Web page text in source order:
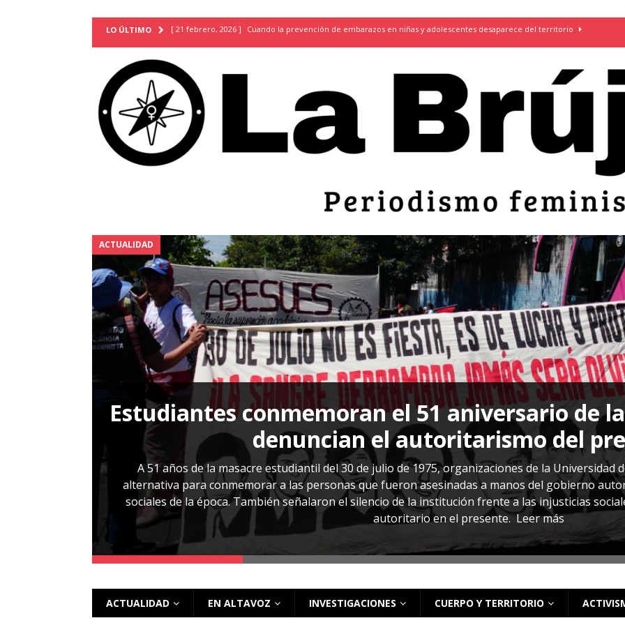
LO ÚLTIMO [ 21 febrero, 2026 ] Cuando la prevención de embarazos en niñas y adolescentes desaparece del territorio
[ 31 julio, 2026 ] Estudiantes conmemoran el 51 aniversario de la masacre de 1975 y denuncian el
autoritarismo del presente ACTUALIDAD
[ 28 julio, 2026 ] Piden mantener la libertad provisional de Sandra Leticia Hernández: víctima del régimen de
excepción y de discriminación LGBTI ACTUALIDAD
[ 28 julio, 2026 ] Más allá de los casos: cómo entender el VIH en El Salvador ACTUALIDAD
[ 24 junio, 2026 ] En contra del amor OPINIÓN
[ 9 mayo, 2026 ] Cartas para que vuelvan: día de la madre bajo el régimen de excepción CUERPO Y
TERRITORIO
ACTUALIDAD
Piden mantener la libertad provisional de
Hernández: víctima del régimen de excepción
LGBTI
Sandra Leticia Hernández cuenta con medidas sustitutivas y libertad provisional, pero
audiencia de revisión de medidas que se realizará hoy, miércoles 29 de julio. Sandra es, según
régimen de excepción, fue capturada sin ninguna prueba que la vincule a pandillas. La
aseguran que fue denunciada por ser lesbianaLeer más
ACTUALIDAD EN ALTAVOZ INVESTIGACIONES CUERPO Y TERRITORIO